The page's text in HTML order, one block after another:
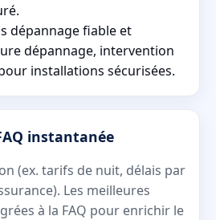
dépannage fiable et
dépannage, intervention
installations sécurisées.
instantanée
(ex. tarifs de nuit, délais par
Les meilleures
à la FAQ pour enrichir le